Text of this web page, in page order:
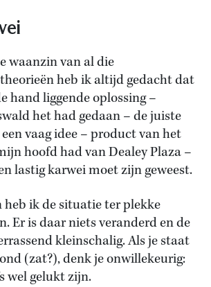
waanzin van al die
heb ik altijd gedacht dat
hand liggende oplossing –
het had gedaan – de juiste
vaag idee – product van het
hoofd had van Dealey Plaza –
lastig karwei moet zijn geweest.
heb ik de situatie ter plekke
Er is daar niets veranderd en de
kleinschalig. Als je staat
(zat?), denk je onwillekeurig:
wel gelukt zijn.